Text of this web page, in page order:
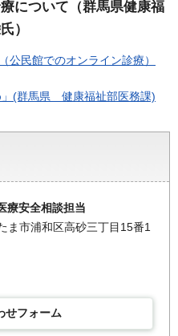
について（群馬県健康福
）
公民館でのオンライン診療）
」(群馬県 健康福祉部医務課)
療安全相談担当
ま市浦和区高砂三丁目15番1
せフォーム